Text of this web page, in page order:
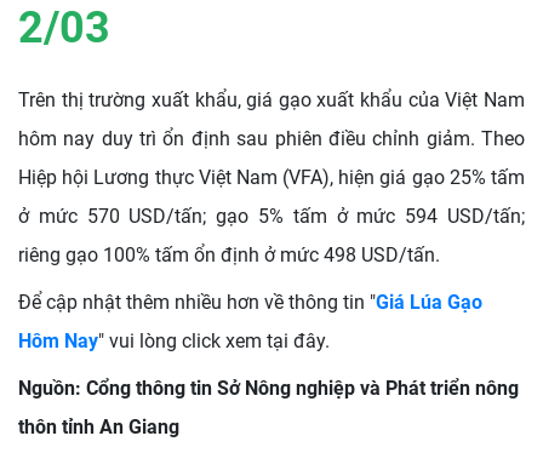
2/03
Trên thị trường xuất khẩu, giá gạo xuất khẩu của Việt Nam
hôm nay duy trì ổn định sau phiên điều chỉnh giảm. Theo
Hiệp hội Lương thực Việt Nam (VFA), hiện giá gạo 25% tấm
ở mức 570 USD/tấn; gạo 5% tấm ở mức 594 USD/tấn;
riêng gạo 100% tấm ổn định ở mức 498 USD/tấn.
Để cập nhật thêm nhiều hơn về thông tin "Giá Lúa Gạo
Hôm Nay" vui lòng click xem tại đây.
Nguồn: Cổng thông tin Sở Nông nghiệp và Phát triển nông
thôn tỉnh An Giang